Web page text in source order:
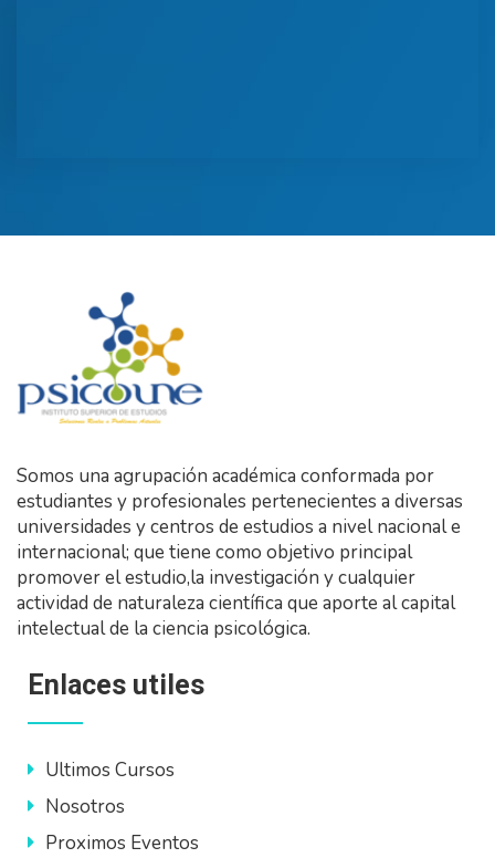
Somos una agrupación académica conformada por
estudiantes y profesionales pertenecientes a diversas
universidades y centros de estudios a nivel nacional e
internacional; que tiene como objetivo principal
promover el estudio,la investigación y cualquier
actividad de naturaleza científica que aporte al capital
intelectual de la ciencia psicológica.
Enlaces utiles
Ultimos Cursos
Nosotros
Proximos Eventos